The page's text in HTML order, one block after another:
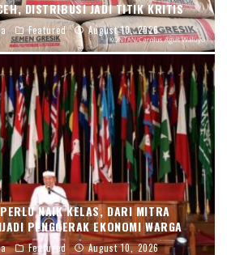
DISTRIBUSI JADI TITIK KRITIS
Featured August 10, 2026
NAIK KELAS, DARI MITRA
PENGGERAK EKONOMI WARGA
Featured August 10, 2026